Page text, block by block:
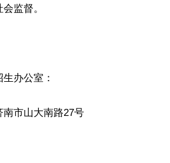
监督。
办公室：
市山大南路27号